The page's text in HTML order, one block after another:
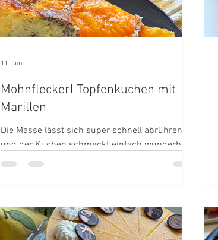
Mohnfleckerl Topfenkuchen mit
Marillen
Die Masse lässt sich super schnell abrühren
und der Kuchen schmeckt einfach wunderbar.
11. Juni